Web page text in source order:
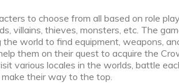
to choose from all based on role
villains, thieves, monsters, etc. The
world to find equipment, weapons,
them on their quest to acquire the
various locales in the worlds, battle
their way to the top.